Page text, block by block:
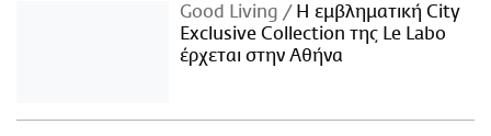
Good Living
Η εμβληματική City
Exclusive Collection της Le Labo
έρχεται στην Αθήνα